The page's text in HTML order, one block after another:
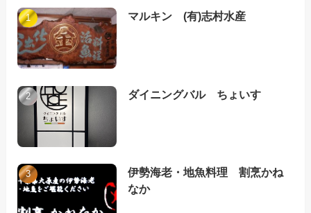
マルキン (有)志村水産
ダイニングバル ちょいす
伊勢海老・地魚料理 割烹かね
なか